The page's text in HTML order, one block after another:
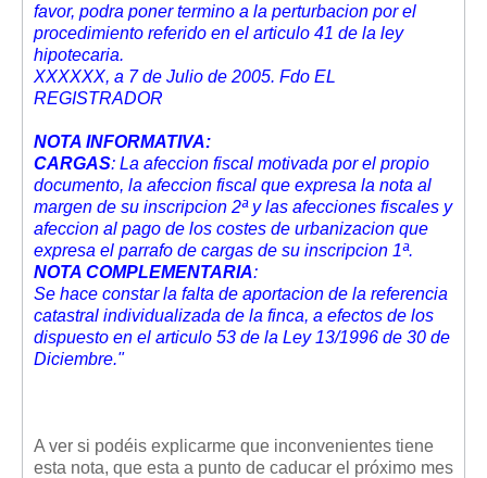
favor, podra poner termino a la perturbacion por el
procedimiento referido en el articulo 41 de la ley
hipotecaria.
XXXXXX, a 7 de Julio de 2005. Fdo EL
REGISTRADOR
NOTA INFORMATIVA:
CARGAS: La afeccion fiscal motivada por el propio
documento, la afeccion fiscal que expresa la nota al
margen de su inscripcion 2ª y las afecciones fiscales y
afeccion al pago de los costes de urbanizacion que
expresa el parrafo de cargas de su inscripcion 1ª.
NOTA COMPLEMENTARIA:
Se hace constar la falta de aportacion de la referencia
catastral individualizada de la finca, a efectos de los
dispuesto en el articulo 53 de la Ley 13/1996 de 30 de
Diciembre."
A ver si podéis explicarme que inconvenientes tiene
esta nota, que esta a punto de caducar el próximo mes